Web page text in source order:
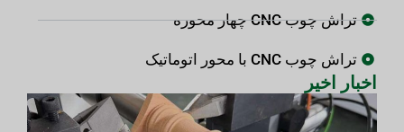
تراش چوب CNC چهار محوره
تراش چوب CNC با محور اتوماتیک
اخبار اخیر